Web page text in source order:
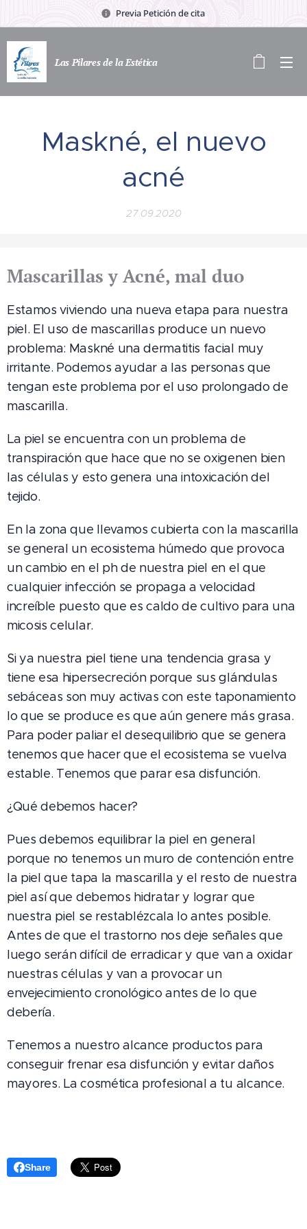
Previa Petición de cita
Las Pilares de la Estética
Maskné, el nuevo
acné
27.09.2020
Mascarillas y Acné, mal duo
Estamos viviendo una nueva etapa para nuestra
piel. El uso de mascarillas produce un nuevo
problema: Maskné una dermatitis facial muy
irritante. Podemos ayudar a las personas que
tengan este problema por el uso prolongado de
mascarilla.
La piel se encuentra con un problema de
transpiración que hace que no se oxigenen bien
las células y esto genera una intoxicación del
tejido.
En la zona que llevamos cubierta con la mascarilla
se general un ecosistema húmedo que provoca
un cambio en el ph de nuestra piel en el que
cualquier infección se propaga a velocidad
increíble puesto que es caldo de cultivo para una
micosis celular.
Si ya nuestra piel tiene una tendencia grasa y
tiene esa hipersecreción porque sus glándulas
sebáceas son muy activas con este taponamiento
lo que se produce es que aún genere más grasa.
Para poder paliar el desequilibrio que se genera
tenemos que hacer que el ecosistema se vuelva
estable. Tenemos que parar esa disfunción.
¿Qué debemos hacer?
Pues debemos equilibrar la piel en general
porque no tenemos un muro de contención entre
la piel que tapa la mascarilla y el resto de nuestra
piel así que debemos hidratar y lograr que
nuestra piel se restablézcala lo antes posible.
Antes de que el trastorno nos deje señales que
luego serán difícil de erradicar y que van a oxidar
nuestras células y van a provocar un
envejecimiento cronológico antes de lo que
debería.
Tenemos a nuestro alcance productos para
conseguir frenar esa disfunción y evitar daños
mayores. La cosmética profesional a tu alcance.
Share